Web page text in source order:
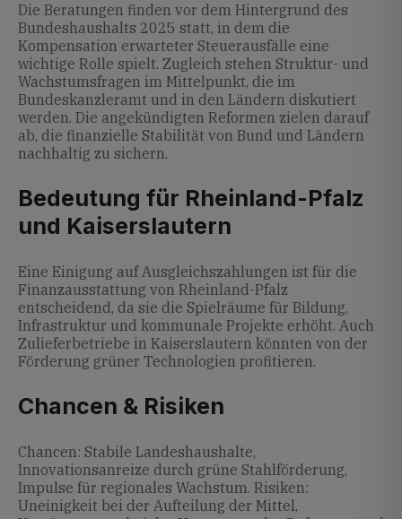
Die Beratungen finden vor dem Hintergrund des
Bundeshaushalts 2025 statt, in dem die
Kompensation erwarteter Steuerausfälle eine
wichtige Rolle spielt. Zugleich stehen Struktur- und
Wachstumsfragen im Mittelpunkt, die im
Bundeskanzleramt und in den Ländern diskutiert
werden. Die angekündigten Reformen zielen darauf
ab, die finanzielle Stabilität von Bund und Ländern
nachhaltig zu sichern.
Bedeutung für Rheinland-Pfalz
und Kaiserslautern
Eine Einigung auf Ausgleichszahlungen ist für die
Finanzausstattung von Rheinland-Pfalz
entscheidend, da sie die Spielräume für Bildung,
Infrastruktur und kommunale Projekte erhöht. Auch
Zulieferbetriebe in Kaiserslautern könnten von der
Förderung grüner Technologien profitieren.
Chancen & Risiken
Chancen: Stabile Landeshaushalte,
Innovationsanreize durch grüne Stahlförderung,
Impulse für regionales Wachstum. Risiken:
Uneinigkeit bei der Aufteilung der Mittel,